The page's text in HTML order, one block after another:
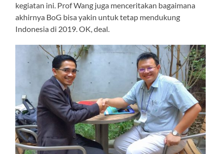
kegiatan ini. Prof Wang juga menceritakan bagaimana
akhirnya BoG bisa yakin untuk tetap mendukung
Indonesia di 2019. OK, deal.